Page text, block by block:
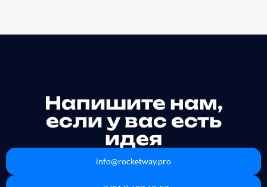
Напишите нам,
если у вас есть
идея
info@rocketway.pro